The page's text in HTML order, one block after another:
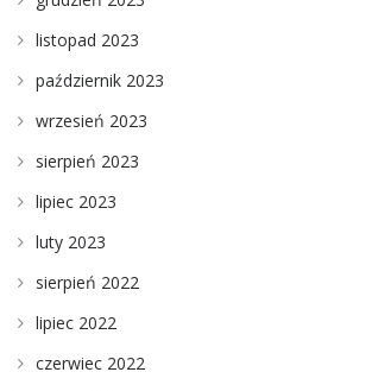
listopad 2023
październik 2023
wrzesień 2023
sierpień 2023
lipiec 2023
luty 2023
sierpień 2022
lipiec 2022
czerwiec 2022